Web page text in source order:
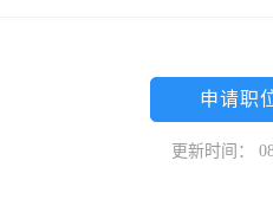
申请职
更新时间：